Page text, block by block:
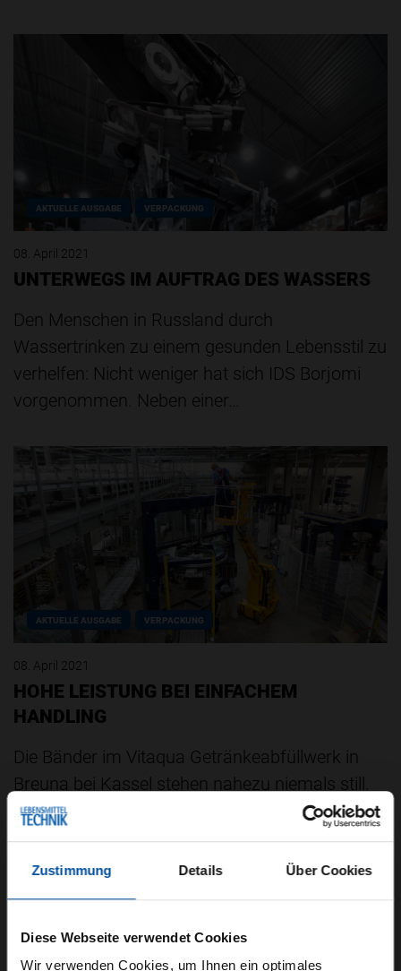
Zustimmung Details Über Cookies
Diese Webseite verwendet Cookies
Wir verwenden Cookies, um Ihnen ein optimales
AKTUELLE AUSGABE VERPACKUNG
08. April 2021
UNTERWEGS IM AUFTRAG DES WASSERS
Den Menschen in Russland durch
Wassertrinken zu einem gesunden Lebensstil zu
verhelfen: Nicht weniger hat sich IDS Borjomi
vorgenommen. Neben einer…
AKTUELLE AUSGABE VERPACKUNG
08. April 2021
HOHE LEISTUNG BEI EINFACHEM
HANDLING
Die Bänder im Vitaqua Getränkeabfüllwerk in
Breuna bei Kassel stehen nahezu niemals still.
Das zur Brandenburger Urstromquelle gehörige
Unternehmen…